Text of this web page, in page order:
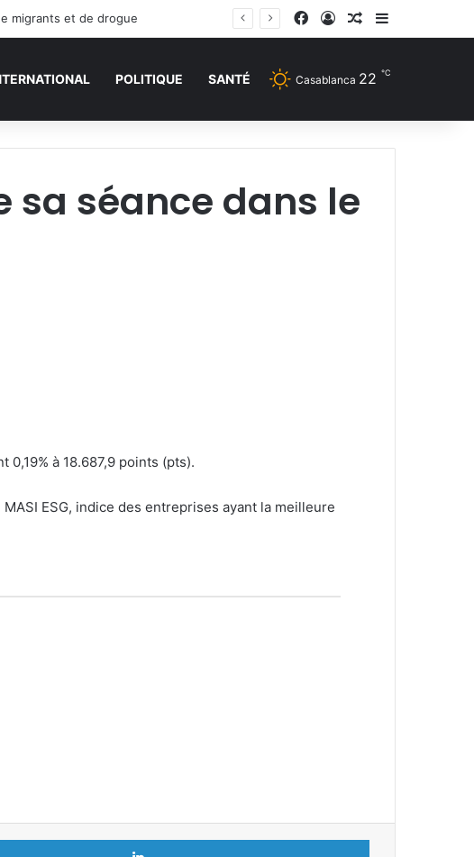
migrants et de drogue Facebook
Connexion
Article Aléatoire
Sidebar
POLITIQUE SANTÉ Casablanca 22 ℃
sa séance dans le
à 18.687,9 points (pts).
ESG, indice des entreprises ayant la meilleure
Linkedin